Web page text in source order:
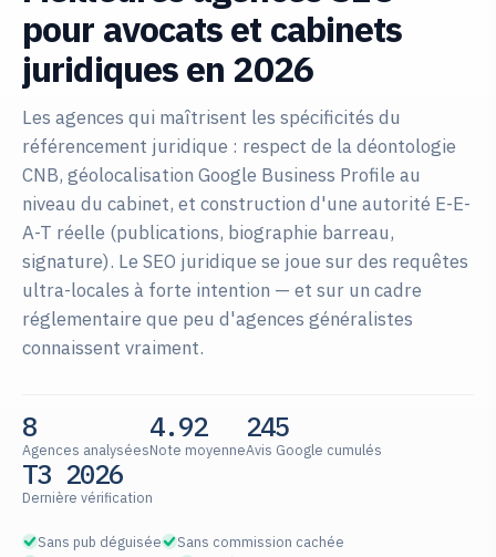
pour avocats et cabinets
juridiques en 2026
Les agences qui maîtrisent les spécificités du
référencement juridique : respect de la déontologie
CNB, géolocalisation Google Business Profile au
niveau du cabinet, et construction d'une autorité E-E-
A-T réelle (publications, biographie barreau,
signature). Le SEO juridique se joue sur des requêtes
ultra-locales à forte intention — et sur un cadre
réglementaire que peu d'agences généralistes
connaissent vraiment.
8
Agences analysées
4.92
Note moyenne
245
Avis Google cumulés
T3 2026
Dernière vérification
Sans pub déguisée
Sans commission cachée